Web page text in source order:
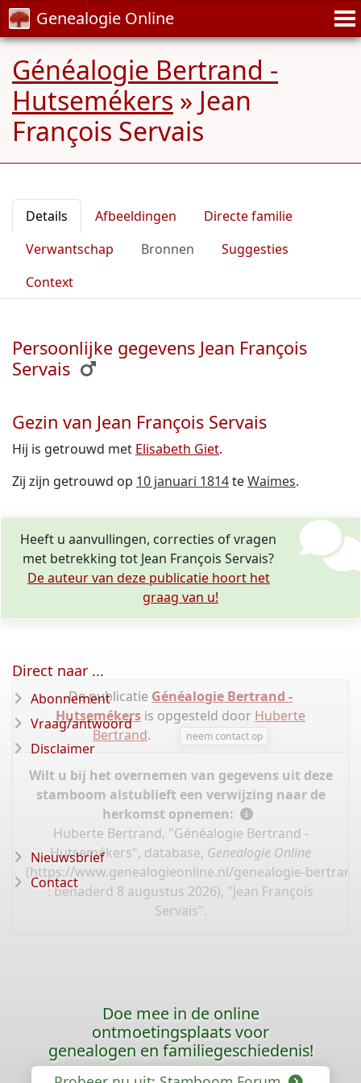
Genealogie Online
Généalogie Bertrand -
Hutsemékers » Jean
François Servais
Details Afbeeldingen
Directe familie
Verwantschap
Bronnen
Suggesties
Context
Persoonlijke gegevens Jean François
Servais
Gezin van Jean François Servais
Hij is getrouwd met Elisabeth Giet.
Zij zijn getrouwd op 10 januari 1814teWaimes.
Heeft u aanvullingen, correcties of vragen
met betrekking tot Jean François Servais?
De auteur van deze publicatie hoort het
graag van u!
De publicatie Généalogie Bertrand -
Hutsemékers is opgesteld door Huberte
Bertrand. neem contact op
Wilt u bij het overnemen van gegevens uit deze
stamboom alstublieft een verwijzing naar de
herkomst opnemen:
Huberte Bertrand, "Généalogie Bertrand -
Hutsemékers", database, Genealogie Online
(https://www.genealogieonline.nl/genealogie-
: benaderd 8 augustus 2026), "Jean François
Servais".
Direct naar ...
Abonnement
Vraag/antwoord
Disclaimer
Nieuwsbrief
Contact
Doe mee in de online
ontmoetingsplaats voor
genealogen en familiegeschiedenis!